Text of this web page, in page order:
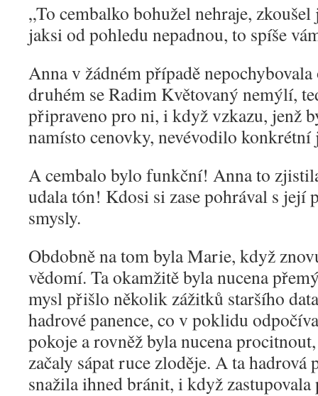
„To cembalko bohužel nehraje,
jaksi od pohledu nepadnou, to spíše
Anna v žádném případě
druhém se Radim Květovaný nemýlí,
připraveno pro ni, i když vzkazu, jenž
namísto cenovky, nevévodilo konkrétní
A cembalo bylo funkční! Anna to
udala tón! Kdosi si zase pohrával s její
smysly.
Obdobně na tom byla Marie, když
vědomí. Ta okamžitě byla nucena
mysl přišlo několik zážitků staršího
hadrové panence, co v poklidu
pokoje a rovněž byla nucena
začaly sápat ruce zloděje. A ta hadrová
snažila ihned bránit, i když zastupovala